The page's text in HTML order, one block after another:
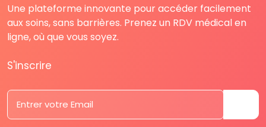
Une plateforme innovante pour accéder facilement
aux soins, sans barrières. Prenez un RDV médical en
ligne, où que vous soyez.
S'inscrire